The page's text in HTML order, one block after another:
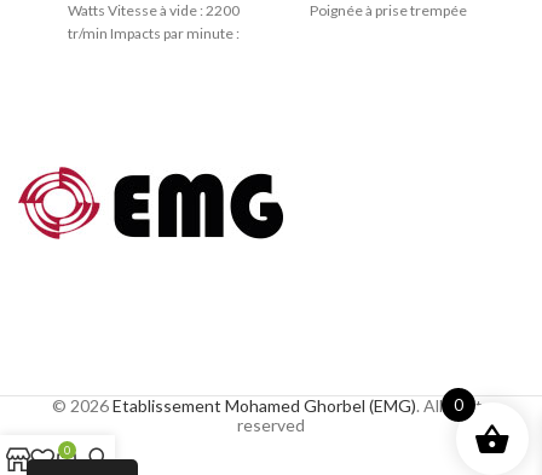
Watts Vitesse à vide : 2200
tr/min Impacts par minute :
Poignée à prise trempée
© 2026Etablissement Mohamed Ghorbel (EMG). All rights
reserved
0
0